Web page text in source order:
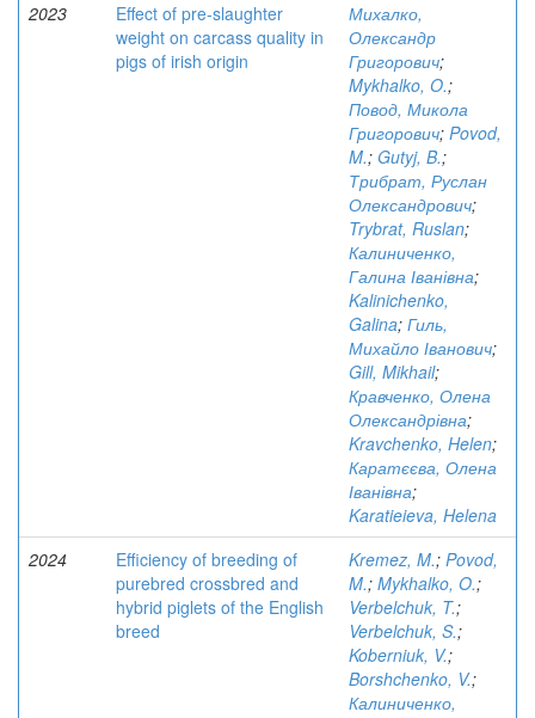
2023
Effect of pre-slaughter
weight on carcass quality in
pigs of irish origin
Михалко,
Олександр
Григорович;
Mykhalko, O.;
Повод, Микола
Григорович; Povod,
M.; Gutyj, B.;
Трибрат, Руслан
Олександрович;
Trybrat, Ruslan;
Калиниченко,
Галина Іванівна;
Kalinichenko,
Galina; Гиль,
Михайло Іванович;
Gill, Mikhail;
Кравченко, Олена
Олександрівна;
Kravchenko, Helen;
Каратєєва, Олена
Іванівна;
Karatieieva, Helena
2024
Efficiency of breeding of
purebred crossbred and
hybrid piglets of the English
breed
Kremez, M.; Povod,
M.; Mykhalko, O.;
Verbelchuk, T.;
Verbelchuk, S.;
Koberniuk, V.;
Borshchenko, V.;
Калиниченко,